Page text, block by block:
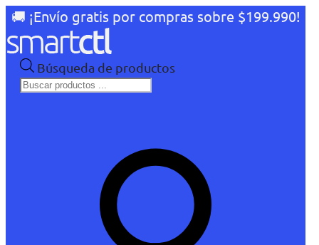
🚚 ¡Envío gratis por compras sobre $199.990!
Búsqueda de productos